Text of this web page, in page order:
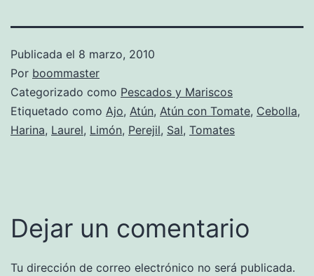
Publicada el 8 marzo, 2010
Por boommaster
Categorizado como Pescados y Mariscos
Etiquetado como Ajo, Atún, Atún con Tomate, Cebolla,
Harina, Laurel, Limón, Perejil, Sal, Tomates
Dejar un comentario
Tu dirección de correo electrónico no será publicada.